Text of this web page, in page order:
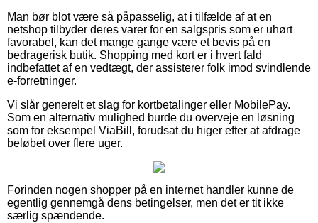
Man bør blot være så påpasselig, at i tilfælde af at en
netshop tilbyder deres varer for en salgspris som er uhørt
favorabel, kan det mange gange være et bevis på en
bedragerisk butik. Shopping med kort er i hvert fald
indbefattet af en vedtægt, der assisterer folk imod svindlende
e-forretninger.
Vi slår generelt et slag for kortbetalinger eller MobilePay.
Som en alternativ mulighed burde du overveje en løsning
som for eksempel ViaBill, forudsat du higer efter at afdrage
beløbet over flere uger.
Forinden nogen shopper på en internet handler kunne de
egentlig gennemgå dens betingelser, men det er tit ikke
særlig spændende.